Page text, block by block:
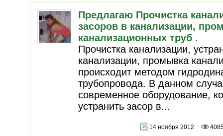
Предлагаю Прочистка
засоров в канализации,
канализационных труб .
Прочистка канализации,
канализации, промывка
происходит методом
трубопровода. В данном
современное оборудование,
устранить засор в...
14 ноября 2012